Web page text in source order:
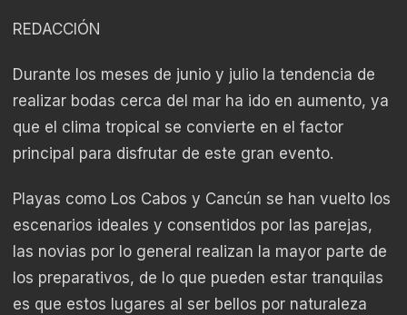
REDACCIÓN
Durante los meses de junio y julio la tendencia de
realizar bodas cerca del mar ha ido en aumento, ya
que el clima tropical se convierte en el factor
principal para disfrutar de este gran evento.
Playas como Los Cabos y Cancún se han vuelto los
escenarios ideales y consentidos por las parejas,
las novias por lo general realizan la mayor parte de
los preparativos, de lo que pueden estar tranquilas
es que estos lugares al ser bellos por naturaleza